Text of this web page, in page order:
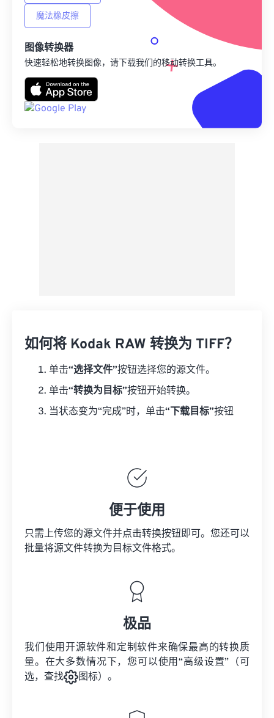
魔法橡皮擦
图像转换器
快速轻松地转换图像，请下载我们的移动转换工具。
如何将 Kodak RAW 转换为 TIFF？
单击“选择文件”按钮选择您的源文件。
单击“转换为目标”按钮开始转换。
当状态变为“完成”时，单击“下载目标”按钮
便于使用
只需上传您的源文件并点击转换按钮即可。您还可以
批量将源文件转换为目标文件格式。
极品
我们使用开源软件和定制软件来确保最高的转换质
量。在大多数情况下，您可以使用“高级设置”（可
选，查找
图标）。